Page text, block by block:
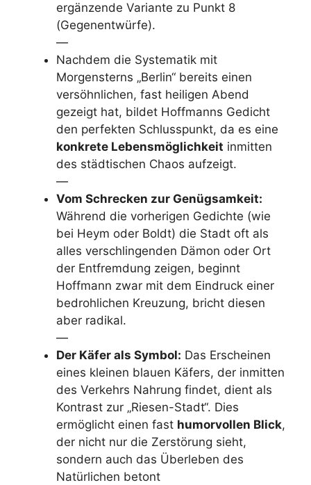
ergänzende Variante zu Punkt 8
(Gegenentwürfe).
—
Nachdem die Systematik mit
Morgensterns „Berlin“ bereits einen
versöhnlichen, fast heiligen Abend
gezeigt hat, bildet Hoffmanns Gedicht
den perfekten Schlusspunkt, da es eine
konkrete Lebensmöglichkeit inmitten
des städtischen Chaos aufzeigt.
—
Vom Schrecken zur Genügsamkeit:
Während die vorherigen Gedichte (wie
bei Heym oder Boldt) die Stadt oft als
alles verschlingenden Dämon oder Ort
der Entfremdung zeigen, beginnt
Hoffmann zwar mit dem Eindruck einer
bedrohlichen Kreuzung, bricht diesen
aber radikal.
—
Der Käfer als Symbol: Das Erscheinen
eines kleinen blauen Käfers, der inmitten
des Verkehrs Nahrung findet, dient als
Kontrast zur „Riesen-Stadt“. Dies
ermöglicht einen fast humorvollen Blick,
der nicht nur die Zerstörung sieht,
sondern auch das Überleben des
Natürlichen betont